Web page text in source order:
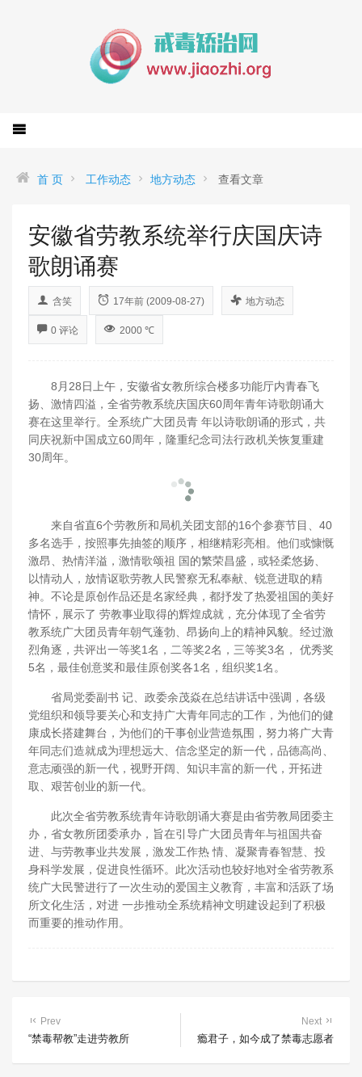
首 页 工作动态 地方动态 查看文章
安徽省劳教系统举行庆国庆诗
歌朗诵赛
含笑 17年前 (2009-08-27) 地方动态
0 评论 2000 ℃
8月28日上午，安徽省女教所综合楼多功能厅内青春飞
扬、激情四溢，全省劳教系统庆国庆60周年青年诗歌朗诵大
赛在这里举行。全系统广大团员青 年以诗歌朗诵的形式，共
同庆祝新中国成立60周年，隆重纪念司法行政机关恢复重建
30周年。
来自省直6个劳教所和局机关团支部的16个参赛节目、40
多名选手，按照事先抽签的顺序，相继精彩亮相。他们或慷慨
激昂、热情洋溢，激情歌颂祖 国的繁荣昌盛，或轻柔悠扬、
以情动人，放情讴歌劳教人民警察无私奉献、锐意进取的精
神。不论是原创作品还是名家经典，都抒发了热爱祖国的美好
情怀，展示了 劳教事业取得的辉煌成就，充分体现了全省劳
教系统广大团员青年朝气蓬勃、昂扬向上的精神风貌。经过激
烈角逐，共评出一等奖1名，二等奖2名，三等奖3名， 优秀奖
5名，最佳创意奖和最佳原创奖各1名，组织奖1名。
省局党委副书 记、政委余茂焱在总结讲话中强调，各级
党组织和领导要关心和支持广大青年同志的工作，为他们的健
康成长搭建舞台，为他们的干事创业营造氛围，努力将广大青
年同志们造就成为理想远大、信念坚定的新一代，品德高尚、
意志顽强的新一代，视野开阔、知识丰富的新一代，开拓进
取、艰苦创业的新一代。
此次全省劳教系统青年诗歌朗诵大赛是由省劳教局团委主
办，省女教所团委承办，旨在引导广大团员青年与祖国共奋
进、与劳教事业共发展，激发工作热 情、凝聚青春智慧、投
身科学发展，促进良性循环。此次活动也较好地对全省劳教系
统广大民警进行了一次生动的爱国主义教育，丰富和活跃了场
所文化生活，对进 一步推动全系统精神文明建设起到了积极
而重要的推动作用。
Prev
“禁毒帮教”走进劳教所
Next
瘾君子，如今成了禁毒志愿者